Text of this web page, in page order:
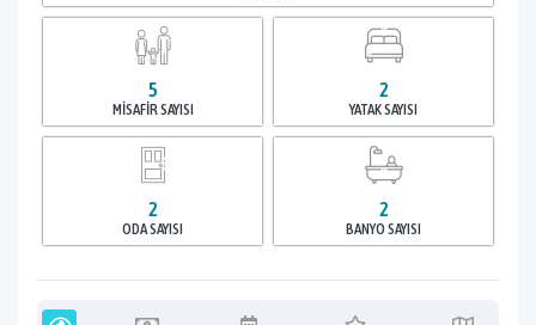
5
MISAFIR SAYISI
2
YATAK SAYISI
2
ODA SAYISI
2
BANYO SAYISI